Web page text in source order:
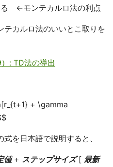
る ←モンテカルロ法の利点
テカルロ法のいいとこ取りを
: TD法の導出
+ \gamma
を日本語で説明すると、
値+ ステップサイズ[ 最新